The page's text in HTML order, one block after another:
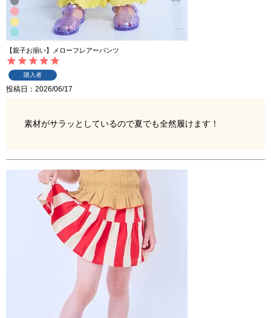
【親子お揃い】メローフレアーパンツ
購入者
投稿日 2026/06/17
素材がサラッとしているので夏でも全然履けます！